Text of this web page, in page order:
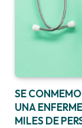
SE
UNA
MILES DE